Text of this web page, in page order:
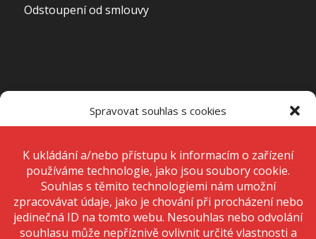
Spravovat souhlas s cookies
technologie, jako jsou soubory cookie. Děláme to, abychom zlepšili
zážitek z prohlížení a zobrazovali personalizované reklamy. Souhlas s
těmito technologiemi nám umožní zpracovávat údaje, jako je chování
při procházení nebo jedinečná ID na tomto webu. Nesouhlas nebo
odvolání souhlasu může nepříznivě ovlivnit určité vlastnosti a funkce.
Odstoupení od smlouvy
Pondělí – Pátek7:00 – 15:00
SobotaZavřeno
Neděle Zavřeno